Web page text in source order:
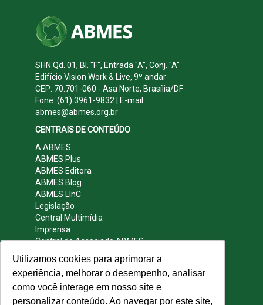
Utilizamos cookies para aprimorar a
experiência, melhorar o desempenho, analisar
como você interage em nosso site e
personalizar conteúdo. Ao navegar por este site,
SHN Qd. 01, Bl. "F", Entrada "A", Conj. "A"
Edifício Vision Work & Live, 9º andar
CEP: 70.701-060 - Asa Norte, Brasília/DF
Fone: (61) 3961-9832 | E-mail:
abmes@abmes.org.br
CENTRAIS DE CONTEÚDO
A ABMES
ABMES Plus
ABMES Editora
ABMES Blog
ABMES LInC
Legislação
Central Multimídia
Imprensa
Central do Associado ABMES
REDES SOCIAIS